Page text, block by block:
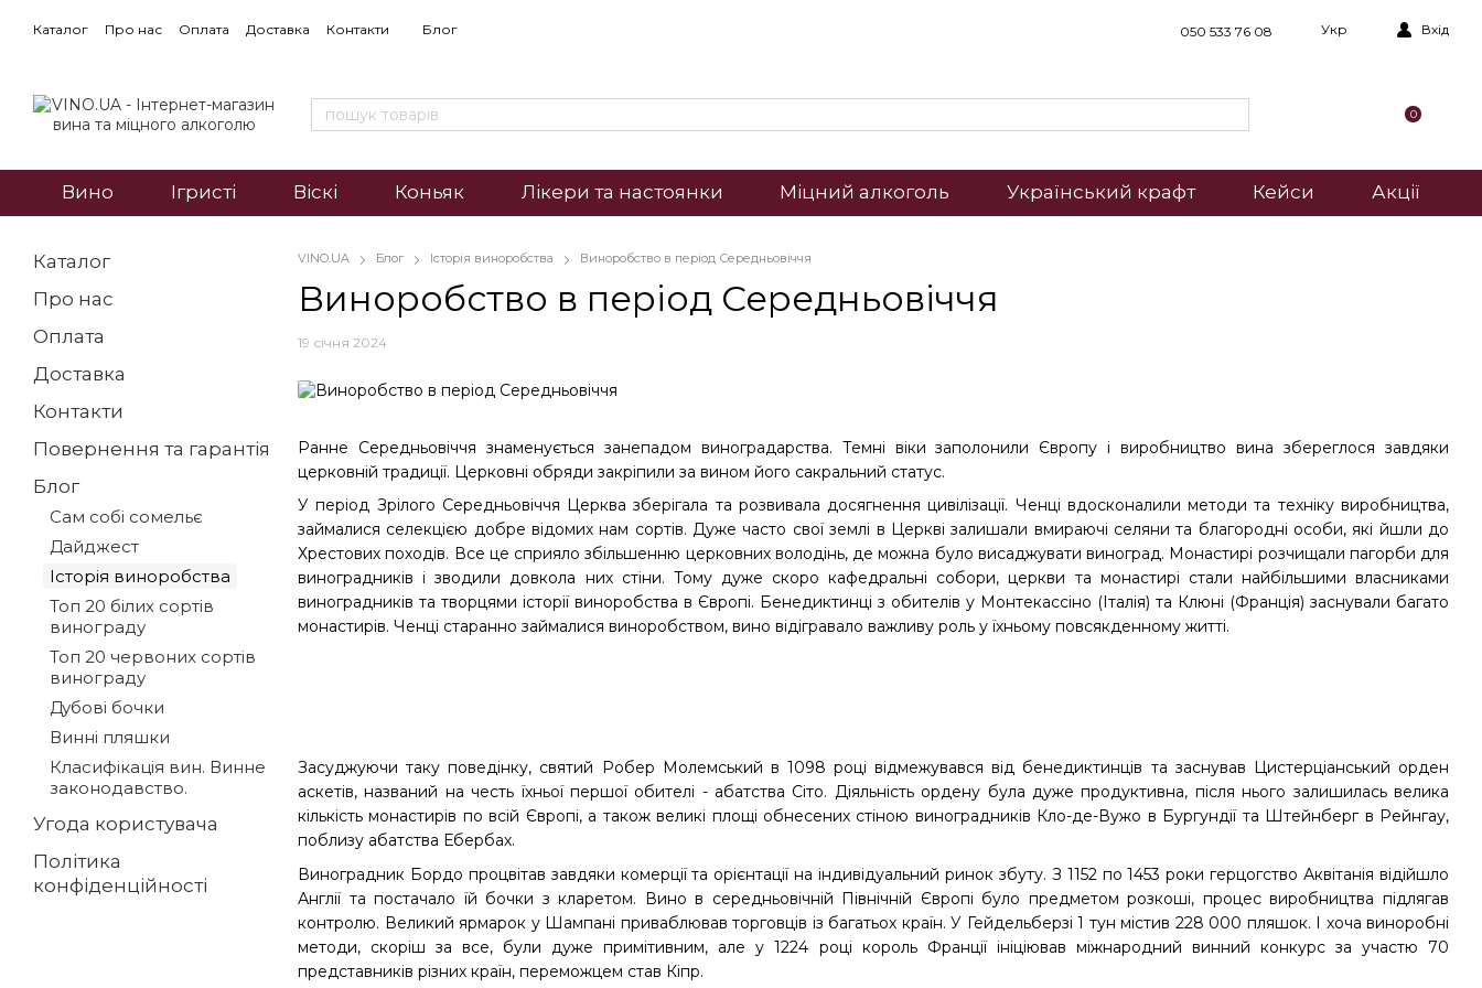
Каталог Про нас Оплата Доставка Контакти Блог 050 533 76 08 Укр Вхід
0
Вино Ігристі Віскі Коньяк Лікери та настоянки Міцний алкоголь Український крафт Кейси Акції
VINO.UA Блог Історія виноробства Виноробство в період Середньовіччя
Виноробство в період Середньовіччя
19 січня 2024
Ранне Середньовіччя знаменується занепадом виноградарства. Темні віки заполонили Європу і виробництво вина збереглося завдяки
церковній традиції. Церковні обряди закріпили за вином його сакральний статус.
У період Зрілого Середньовіччя Церква зберігала та розвивала досягнення цивілізації. Ченці вдосконалили методи та техніку виробництва,
займалися селекцією добре відомих нам сортів. Дуже часто свої землі в Церкві залишали вмираючі селяни та благородні особи, які йшли до
Хрестових походів. Все це сприяло збільшенню церковних володінь, де можна було висаджувати виноград. Монастирі розчищали пагорби для
виноградників і зводили довкола них стіни. Тому дуже скоро кафедральні собори, церкви та монастирі стали найбільшими власниками
виноградників та творцями історії виноробства в Європі. Бенедиктинці з обителів у Монтекассіно (Італія) та Клюні (Франція) заснували багато
монастирів. Ченці старанно займалися виноробством, вино відігравало важливу роль у їхньому повсякденному житті.
Засуджуючи таку поведінку, святий Робер Молемський в 1098 році відмежувався від бенедиктинців та заснував Цистерціанський орден
аскетів, названий на честь їхньої першої обителі - абатства Сіто. Діяльність ордену була дуже продуктивна, після нього залишилась велика
кількість монастирів по всій Європі, а також великі площі обнесених стіною виноградників Кло-де-Вужо в Бургундії та Штейнберг в Рейнгау,
поблизу абатства Ебербах.
Виноградник Бордо процвітав завдяки комерції та орієнтації на індивідуальний ринок збуту. З 1152 по 1453 роки герцогство Аквітанія відійшло
Англії та постачало їй бочки з кларетом. Вино в середньовічній Північній Європі було предметом розкоші, процес виробництва підлягав
контролю. Великий ярмарок у Шампані приваблював торговців із багатьох країн. У Гейдельберзі 1 тун містив 228 000 пляшок. І хоча виноробні
методи, скоріш за все, були дуже примітивним, але у 1224 році король Франції ініціював міжнародний винний конкурс за участю 70
представників різних країн, переможцем став Кіпр.
Каталог
Про нас
Оплата
Доставка
Контакти
Повернення та гарантія
Блог
Сам собі сомельє
Дайджест
Історія виноробства
Топ 20 білих сортів
винограду
Топ 20 червоних сортів
винограду
Дубові бочки
Винні пляшки
Класифікація вин. Винне
законодавство.
Угода користувача
Політика
конфіденційності